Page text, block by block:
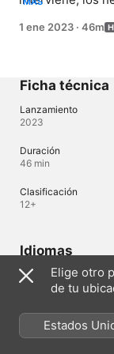
Lehder y Jymel.
1 ene 2023 · 46m
Ficha técnica
Lanzamiento
2023
Duración
46 min
Clasificación
12+
Idiomas
Audio original
Español
El Salvador (Español)
Elige otro
de tu
Estados
México)